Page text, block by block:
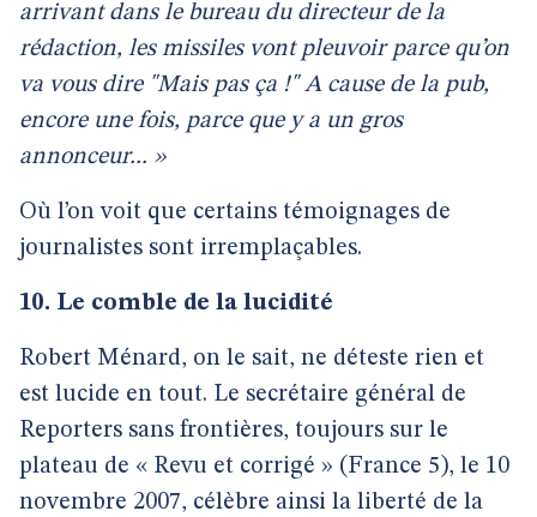
arrivant dans le bureau du directeur de la
rédaction, les missiles vont pleuvoir parce qu’on
va vous dire "Mais pas ça !" A cause de la pub,
encore une fois, parce que y a un gros
annonceur... »
Où l’on voit que certains témoignages de
journalistes sont irremplaçables.
10. Le comble de la lucidité
Robert Ménard, on le sait, ne déteste rien et
est lucide en tout. Le secrétaire général de
Reporters sans frontières, toujours sur le
plateau de « Revu et corrigé » (France 5), le 10
novembre 2007, célèbre ainsi la liberté de la